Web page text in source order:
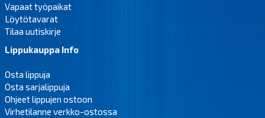
Vapaat työpaikat
Löytötavarat
Tilaa uutiskirje
Lippukauppa Info
Osta lippuja
Osta sarjalippuja
Ohjeet lippujen ostoon
Virhetilanne verkko-ostossa